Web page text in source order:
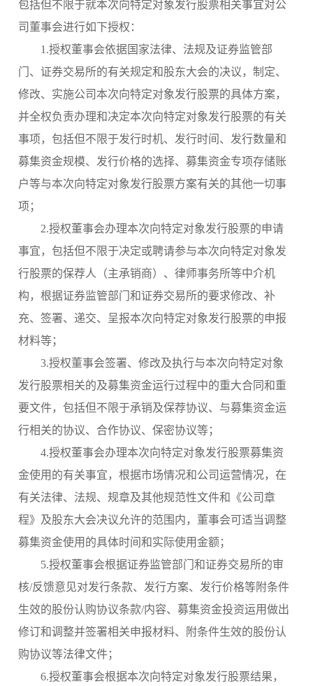
包括但不限于就本次向特定对象发行股票相关事宜对公
司董事会进行如下授权：
1.授权董事会依据国家法律、法规及证券监管部
门、证券交易所的有关规定和股东大会的决议，制定、
修改、实施公司本次向特定对象发行股票的具体方案，
并全权负责办理和决定本次向特定对象发行股票的有关
事项，包括但不限于发行时机、发行时间、发行数量和
募集资金规模、发行价格的选择、募集资金专项存储账
户等与本次向特定对象发行股票方案有关的其他一切事
项；
2.授权董事会办理本次向特定对象发行股票的申请
事宜，包括但不限于决定或聘请参与本次向特定对象发
行股票的保荐人（主承销商）、律师事务所等中介机
构，根据证券监管部门和证券交易所的要求修改、补
充、签署、递交、呈报本次向特定对象发行股票的申报
材料等；
3.授权董事会签署、修改及执行与本次向特定对象
发行股票相关的及募集资金运行过程中的重大合同和重
要文件，包括但不限于承销及保荐协议、与募集资金运
行相关的协议、合作协议、保密协议等；
4.授权董事会办理本次向特定对象发行股票募集资
金使用的有关事宜，根据市场情况和公司运营情况，在
有关法律、法规、规章及其他规范性文件和《公司章
程》及股东大会决议允许的范围内，董事会可适当调整
募集资金使用的具体时间和实际使用金额；
5.授权董事会根据证券监管部门和证券交易所的审
核/反馈意见对发行条款、发行方案、发行价格等附条件
生效的股份认购协议条款/内容、募集资金投资运用做出
修订和调整并签署相关申报材料、附条件生效的股份认
购协议等法律文件；
6.授权董事会根据本次向特定对象发行股票结果，